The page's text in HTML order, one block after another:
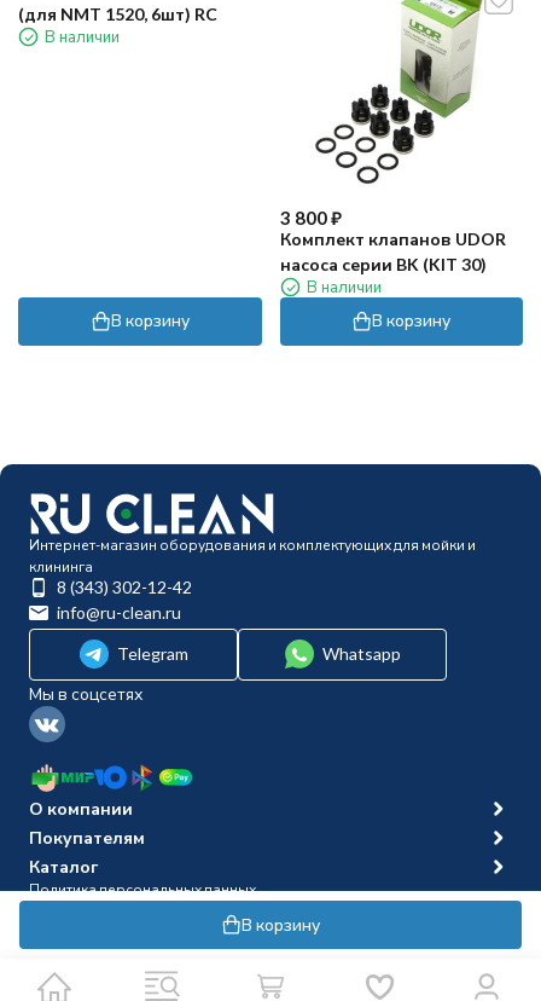
В корзину
(для NMT 1520, 6шт) RC
В наличии
В корзину
3 800₽
Комплект клапанов UDOR
насоса серии BK (KIT 30)
В наличии
В корзину
Интернет-магазин оборудования и комплектующих для мойки и
клининга
8 (343) 302-12-42
info@ru-clean.ru
Telegram
Whatsapp
Мы в соцсетях
О компании
Покупателям
Каталог
Политика персональных данных